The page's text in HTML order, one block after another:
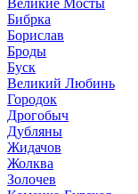
Великие Мосты
Бибрка
Борислав
Броды
Буск
Великий Любинь
Городок
Дрогобыч
Дубляны
Жидачов
Жолква
Золочев